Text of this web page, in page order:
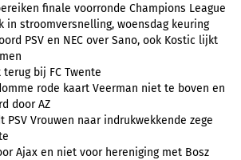
finale voorronde Champions League
in stroomversnelling, woensdag keuring
PSV en NEC over Sano, ook Kostic lijkt
bij FC Twente
rode kaart Veerman niet te boven en
door AZ
PSV Vrouwen naar indrukwekkende zege
Ajax en niet voor hereniging met Bosz